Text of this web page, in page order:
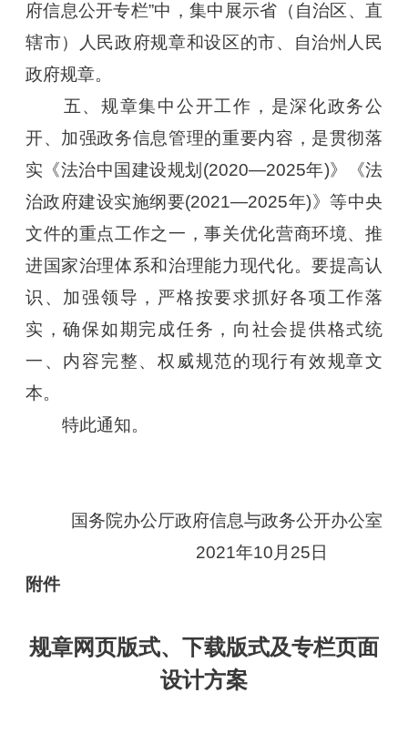
府信息公开专栏”中，集中展示省（自治区、直
辖市）人民政府规章和设区的市、自治州人民
政府规章。
五、规章集中公开工作，是深化政务公
开、加强政务信息管理的重要内容，是贯彻落
实《法治中国建设规划(2020—2025年)》《法
治政府建设实施纲要(2021—2025年)》等中央
文件的重点工作之一，事关优化营商环境、推
进国家治理体系和治理能力现代化。要提高认
识、加强领导，严格按要求抓好各项工作落
实，确保如期完成任务，向社会提供格式统
一、内容完整、权威规范的现行有效规章文
本。
特此通知。
国务院办公厅政府信息与政务公开办公室
2021年10月25日
附件
规章网页版式、下载版式及专栏页面
设计方案